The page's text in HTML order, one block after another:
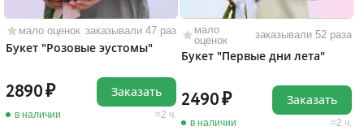
мало оценок заказывали 47 раз
Букет "Розовые эустомы"
2890
в наличии 2 ч.
Заказать
мало
оценок
заказывали 52 раза
Букет "Первые дни лета"
2490
в наличии 2 ч.
Заказать